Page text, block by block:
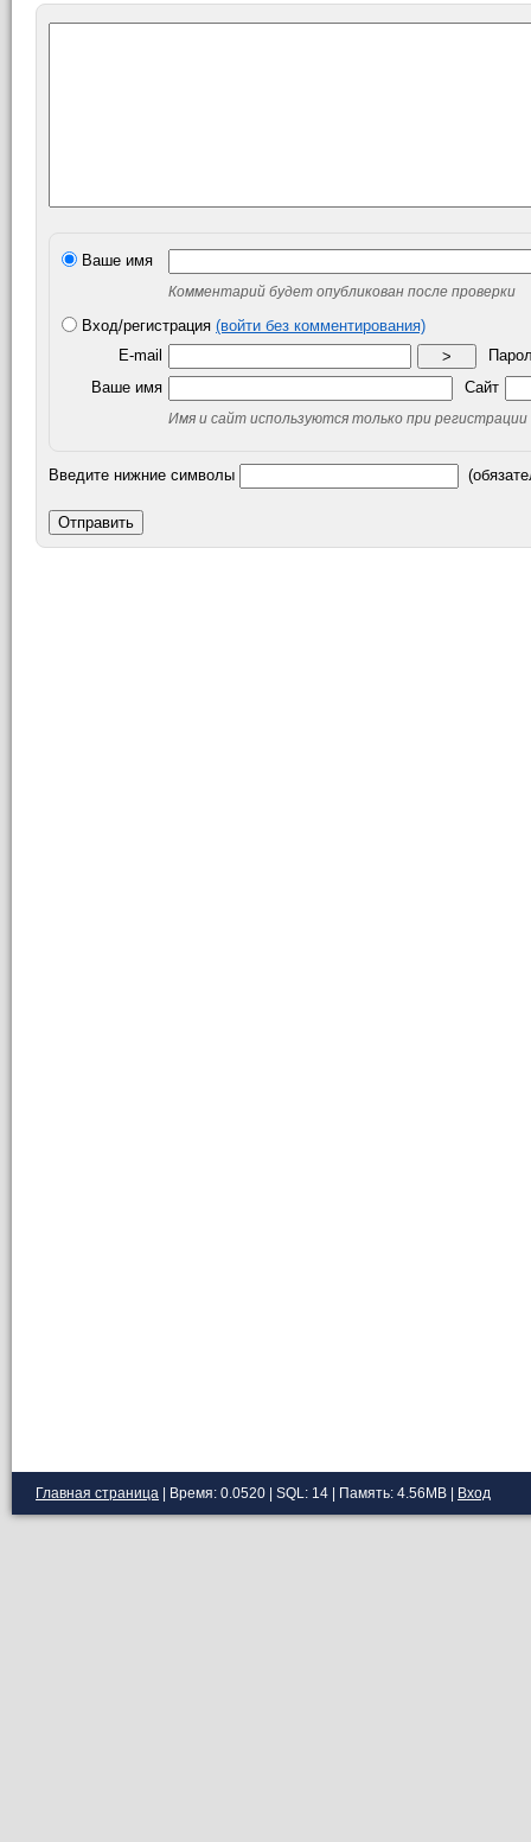
Ваше имя
Комментарий будет опубликован после проверки
Вход/регистрация (войти без комментирования)
E-mail
>
Ваше имя
Сайт
Имя и сайт используются только при регистрации
Введите нижние символы
Отправить
Главная страница | Время: 0.0520 | SQL: 14 | Память: 4.56MB Вход